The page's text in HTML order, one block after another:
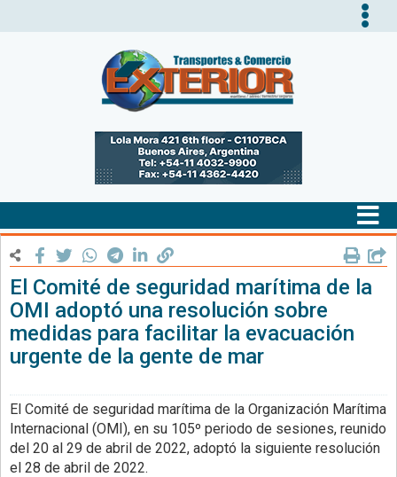
El Comité de seguridad marítima de la
OMI adoptó una resolución sobre
medidas para facilitar la evacuación
urgente de la gente de mar
El Comité de seguridad marítima de la Organización Marítima
Internacional (OMI), en su 105º periodo de sesiones, reunido
del 20 al 29 de abril de 2022, adoptó la siguiente resolución
el 28 de abril de 2022.